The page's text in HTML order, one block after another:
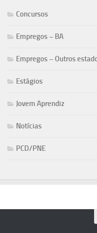
Concursos
Empregos – BA
Empregos – Outros
Estágios
Jovem Aprendiz
Notícias
PCD/PNE